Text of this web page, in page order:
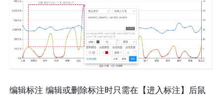
​编辑标注 编辑或删除标注时只需在【进入标注】后鼠